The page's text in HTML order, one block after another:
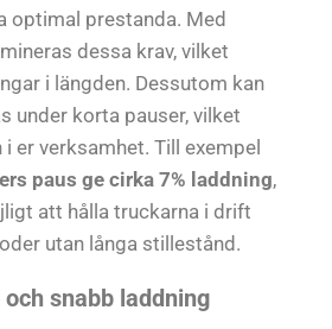
optimal prestanda. Med
dessa krav, vilket
i längden. Dessutom kan
under korta pauser, vilket
er verksamhet. Till exempel
paus ge cirka 7% laddning,
att hålla truckarna i drift
utan långa stillestånd.
snabb laddning